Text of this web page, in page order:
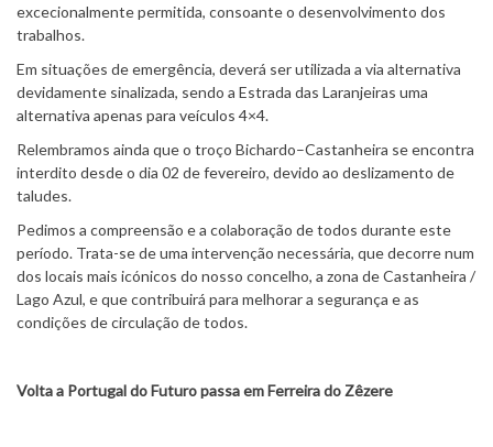
excecionalmente permitida, consoante o desenvolvimento dos
trabalhos.
Em situações de emergência, deverá ser utilizada a via alternativa
devidamente sinalizada, sendo a Estrada das Laranjeiras uma
alternativa apenas para veículos 4×4.
Relembramos ainda que o troço Bichardo–Castanheira se encontra
interdito desde o dia 02 de fevereiro, devido ao deslizamento de
taludes.
Pedimos a compreensão e a colaboração de todos durante este
período. Trata-se de uma intervenção necessária, que decorre num
dos locais mais icónicos do nosso concelho, a zona de Castanheira /
Lago Azul, e que contribuirá para melhorar a segurança e as
condições de circulação de todos.
Volta a Portugal do Futuro passa em Ferreira do Zêzere